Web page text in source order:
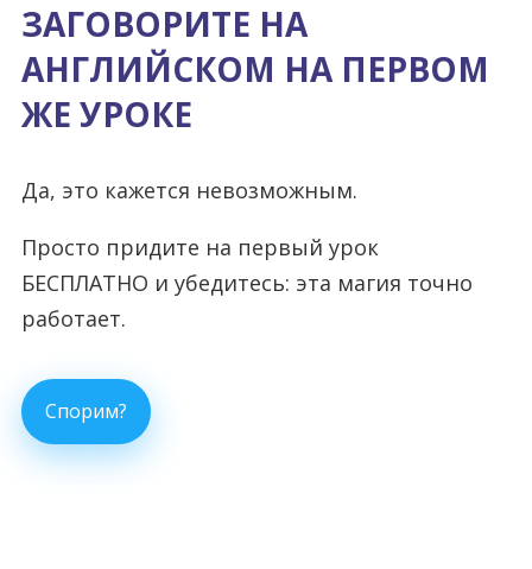
ЗАГОВОРИТЕ НА
АНГЛИЙСКОМ НА ПЕРВОМ
ЖЕ УРОКЕ
Да, это кажется невозможным.
Просто придите на первый урок
БЕСПЛАТНО и убедитесь: эта магия точно
работает.
Спорим?